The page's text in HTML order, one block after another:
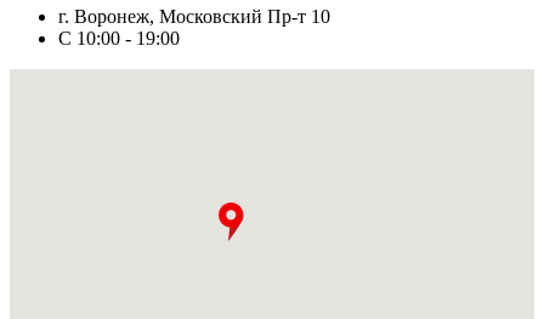
г. Воронеж, Московский Пр-т 10
С 10:00 - 19:00